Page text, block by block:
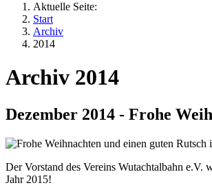
Aktuelle Seite:
Start
Archiv
2014
Archiv 2014
Dezember 2014 - Frohe
Der Vorstand des Vereins Wutachtalbahn
Jahr 2015!